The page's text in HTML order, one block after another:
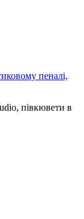
пеналі,
півкювети в